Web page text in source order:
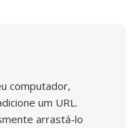
computador,
um URL.
arrastá-lo